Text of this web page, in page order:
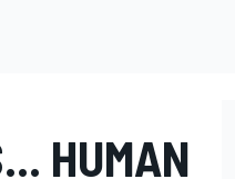
HUMAN